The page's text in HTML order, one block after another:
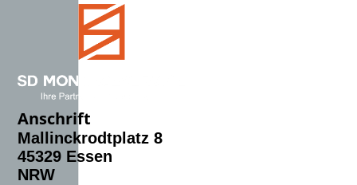
Anschrift
Mallinckrodtplatz 8
45329 Essen
NRW